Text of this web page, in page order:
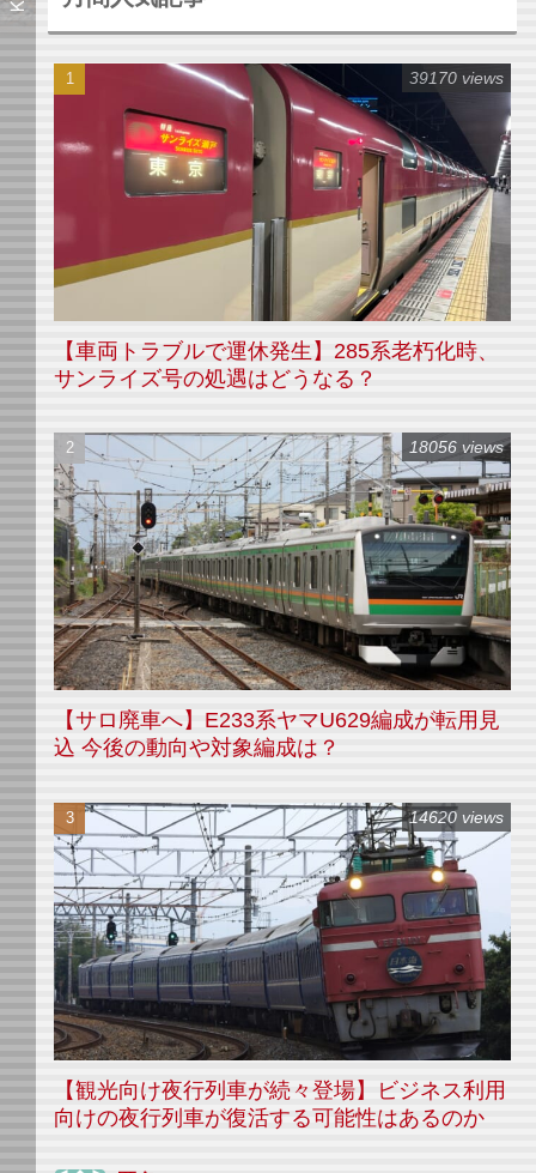
【車両トラブルで運休発生】285系老朽化時、
サンライズ号の処遇はどうなる？
39170 views
【サロ廃車へ】E233系ヤマU629編成が転用見
込 今後の動向や対象編成は？
18056 views
【観光向け夜行列車が続々登場】ビジネス利用
向けの夜行列車が復活する可能性はあるのか
14620 views